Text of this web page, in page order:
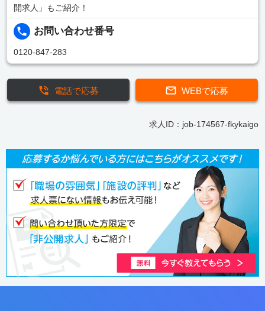
開求人」もご紹介！
お問い合わせ番号
0120-847-283
WEBで応募
電話で応募
求人ID：job-174567-fkykaigo